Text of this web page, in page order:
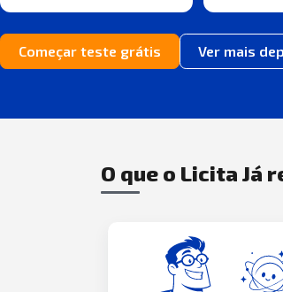
Começar teste grátis Ver mais
O que o Licita Já